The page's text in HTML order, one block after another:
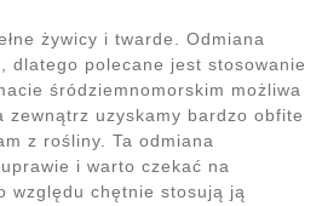
żywicy i twarde. Odmiana
dlatego polecane jest stosowanie
śródziemnomorskim możliwa
zewnątrz uzyskamy bardzo obfite
z rośliny. Ta odmiana
i warto czekać na
względu chętnie stosują ją